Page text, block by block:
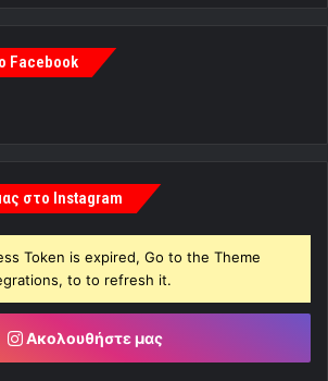
Facebook
στο Instagram
Token is expired, Go to the Theme
to to refresh it.
Ακολουθήστε μας